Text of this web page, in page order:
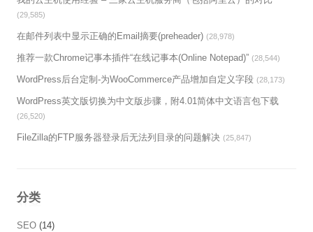
(29,585)
在邮件列表中显示正确的Email摘要(preheader) (28,978)
推荐一款Chrome记事本插件“在线记事本(Online Notepad)” (28,544)
WordPress后台定制-为WooCommerce产品增加自定义字段 (28,173)
WordPress英文版切换为中文版步骤，附4.01简体中文语言包下载
(26,520)
FileZilla的FTP服务器登录后无法列目录的问题解决 (25,847)
分类
SEO (14)